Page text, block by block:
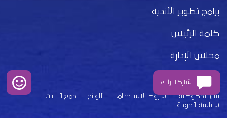
برامج تطوير الأندية
كلمة الرئيس
مجلس الإدارة
بيان الخصوصية شروط الاستخدام اللوائح
جمع البيانات
سياسة الجودة
شاركنا برأيك